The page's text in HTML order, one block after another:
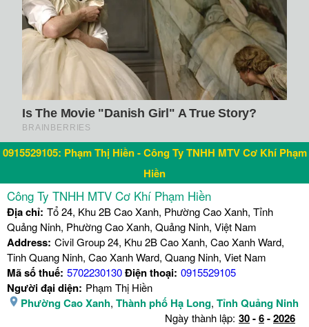
0915529105: Phạm Thị Hiền - Công Ty TNHH MTV Cơ Khí Phạm
Hiền
Công Ty TNHH MTV Cơ Khí Phạm Hiền
Địa chỉ: Tổ 24, Khu 2B Cao Xanh, Phường Cao Xanh, Tỉnh
Quảng Ninh, Phường Cao Xanh, Quảng Ninh, Việt Nam
Address: Civil Group 24, Khu 2B Cao Xanh, Cao Xanh Ward,
Tinh Quang Ninh, Cao Xanh Ward, Quang Ninh, Viet Nam
Mã số thuế: 5702230130Điện thoại: 0915529105
Người đại diện: Phạm Thị Hiền
Phường Cao Xanh, Thành phố Hạ Long, Tỉnh Quảng Ninh
Ngày thành lập: 30-6-2026